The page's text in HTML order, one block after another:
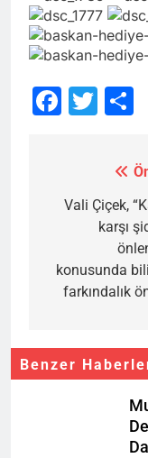
gezinmesi
Vali Çiçek,
karşı
konusunda
farkındalık
Benzer